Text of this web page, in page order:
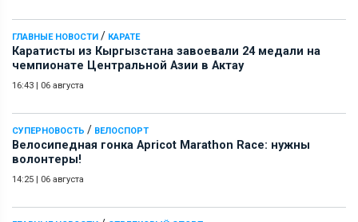
ГЛАВНЫЕ НОВОСТИ / КАРАТЕ
Каратисты из Кыргызстана завоевали 24 медали на
чемпионате Центральной Азии в Актау
16:43 | 06 августа
СУПЕРНОВОСТЬ / ВЕЛОСПОРТ
Велосипедная гонка Apricot Marathon Race: нужны
волонтеры!
14:25 | 06 августа